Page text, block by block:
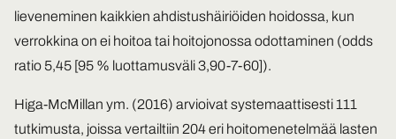
lieveneminen kaikkien ahdistushäiriöiden hoidossa, kun
verrokkina on ei hoitoa tai hoitojonossa odottaminen (odds
ratio 5,45 [95 % luottamusväli 3,90-7-60]).
Higa-McMillan ym. (2016) arvioivat systemaattisesti 111
tutkimusta, joissa vertailtiin 204 eri hoitomenetelmää lasten